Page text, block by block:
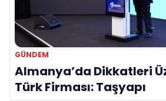
GÜNDEM
Almanya’da Dikkatleri
Türk Firması: Taşyapı